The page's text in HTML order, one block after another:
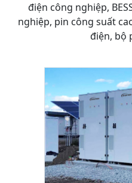
điện công nghiệp,
nghiệp, pin công suất
điện, bộ